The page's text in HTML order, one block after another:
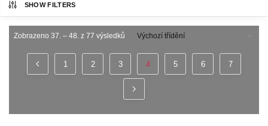
SHOW FILTERS
Zobrazeno 37. – 48. z 77 výsledků
1 2 3 4 5 6 7